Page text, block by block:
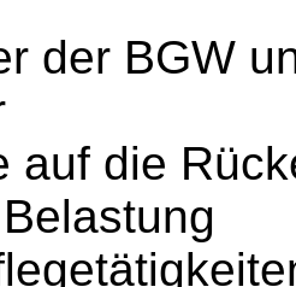
der BGW
auf die